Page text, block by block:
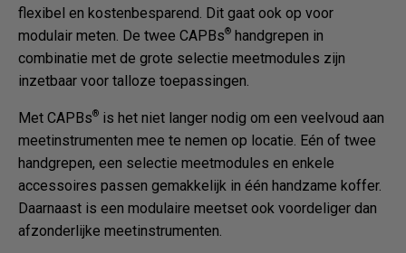
flexibel en kostenbesparend. Dit gaat ook op voor
modulair meten. De twee CAPBs® handgrepen in
combinatie met de grote selectie meetmodules zijn
inzetbaar voor talloze toepassingen.
Met CAPBs® is het niet langer nodig om een veelvoud aan
meetinstrumenten mee te nemen op locatie. Eén of twee
handgrepen, een selectie meetmodules en enkele
accessoires passen gemakkelijk in één handzame koffer.
Daarnaast is een modulaire meetset ook voordeliger dan
afzonderlijke meetinstrumenten.